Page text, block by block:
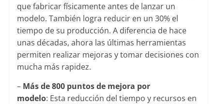
que fabricar físicamente antes de lanzar un
modelo. También logra reducir en un 30% el
tiempo de su producción. A diferencia de hace
unas décadas, ahora las últimas herramientas
permiten realizar mejoras y tomar decisiones con
mucha más rapidez.
– Más de 800 puntos de mejora por
modelo: Esta reducción del tiempo y recursos en